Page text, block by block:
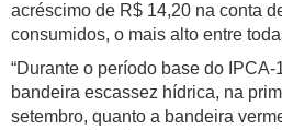
acréscimo de R$ 14,20 na conta
consumidos, o mais alto entre
“Durante o período base do IPCA-
bandeira escassez hídrica, na
setembro, quanto a bandeira